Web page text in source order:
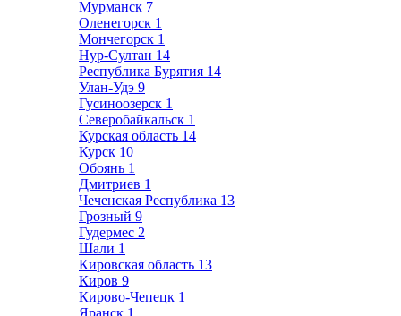
Мурманск 7
Оленегорск 1
Мончегорск 1
Нур-Султан 14
Республика Бурятия 14
Улан-Удэ 9
Гусиноозерск 1
Северобайкальск 1
Курская область 14
Курск 10
Обоянь 1
Дмитриев 1
Чеченская Республика 13
Грозный 9
Гудермес 2
Шали 1
Кировская область 13
Киров 9
Кирово-Чепецк 1
Яранск 1